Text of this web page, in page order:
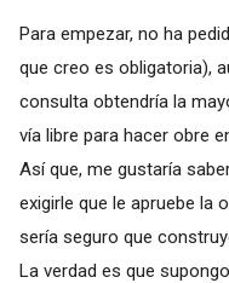
Para empezar, no ha
que creo es obligatoria),
consulta obtendría la
vía libre para hacer obre
Así que, me gustaría
exigirle que le apruebe la
sería seguro que
La verdad es que